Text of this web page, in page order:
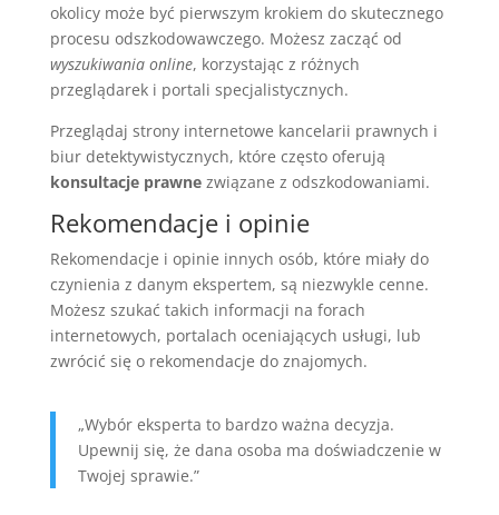
okolicy może być pierwszym krokiem do skutecznego
procesu odszkodowawczego. Możesz zacząć od
wyszukiwania online, korzystając z różnych
przeglądarek i portali specjalistycznych.
Przeglądaj strony internetowe kancelarii prawnych i
biur detektywistycznych, które często oferują
konsultacje prawnezwiązane z odszkodowaniami.
Rekomendacje i opinie
Rekomendacje i opinie innych osób, które miały do
czynienia z danym ekspertem, są niezwykle cenne.
Możesz szukać takich informacji na forach
internetowych, portalach oceniających usługi, lub
zwrócić się o rekomendacje do znajomych.
„Wybór eksperta to bardzo ważna decyzja.
Upewnij się, że dana osoba ma doświadczenie w
Twojej sprawie.”